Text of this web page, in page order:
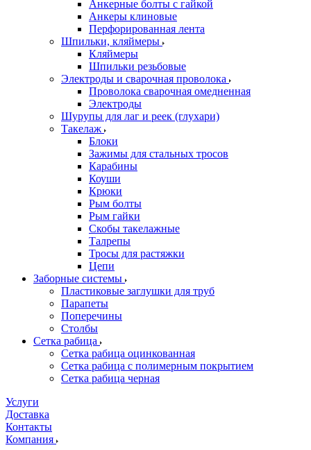
Анкерные болты с гайкой
Анкеры клиновые
Перфорированная лента
Шпильки, кляймеры
Кляймеры
Шпильки резьбовые
Электроды и сварочная проволока
Проволока сварочная омедненная
Электроды
Шурупы для лаг и реек (глухари)
Такелаж
Блоки
Зажимы для стальных тросов
Карабины
Коуши
Крюки
Рым болты
Рым гайки
Скобы такелажные
Талрепы
Тросы для растяжки
Цепи
Заборные системы
Пластиковые заглушки для труб
Парапеты
Поперечины
Столбы
Сетка рабица
Сетка рабица оцинкованная
Сетка рабица с полимерным покрытием
Сетка рабица черная
Услуги
Доставка
Контакты
Компания